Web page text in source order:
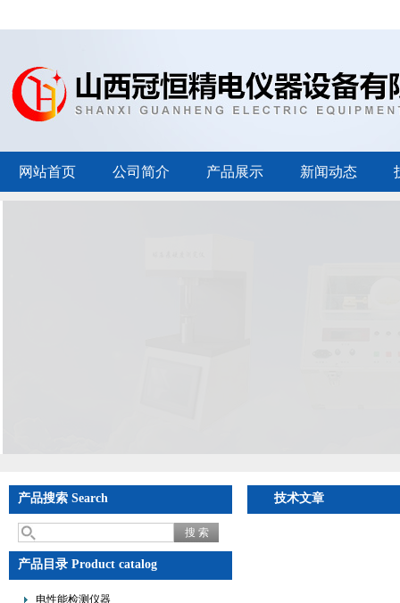
网站首页 公司简介 产品展示 新闻动态
产品搜索 Search
产品目录 Product catalog
电性能检测仪器
技术文章